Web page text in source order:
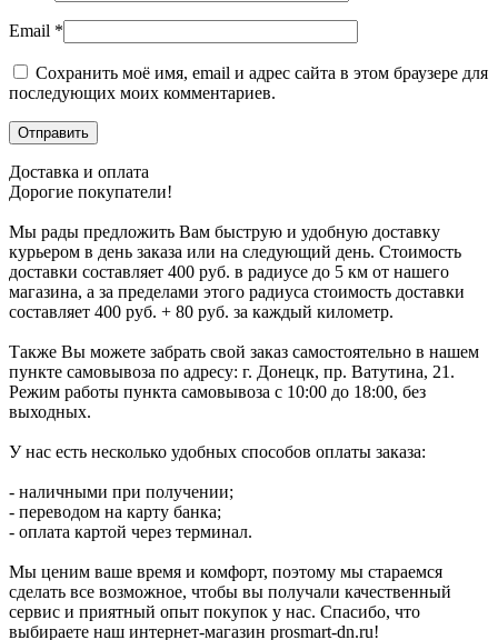
Email *
Сохранить моё имя, email и адрес сайта в этом браузере для
последующих моих комментариев.
Доставка и оплата
Дорогие покупатели!
Мы рады предложить Вам быструю и удобную доставку
курьером в день заказа или на следующий день. Стоимость
доставки составляет 400 руб. в радиусе до 5 км от нашего
магазина, а за пределами этого радиуса стоимость доставки
составляет 400 руб. + 80 руб. за каждый километр.
Также Вы можете забрать свой заказ самостоятельно в нашем
пункте самовывоза по адресу: г. Донецк, пр. Ватутина, 21.
Режим работы пункта самовывоза с 10:00 до 18:00, без
выходных.
У нас есть несколько удобных способов оплаты заказа:
- наличными при получении;
- переводом на карту банка;
- оплата картой через терминал.
Мы ценим ваше время и комфорт, поэтому мы стараемся
сделать все возможное, чтобы вы получали качественный
сервис и приятный опыт покупок у нас. Спасибо, что
выбираете наш интернет-магазин prosmart-dn.ru!